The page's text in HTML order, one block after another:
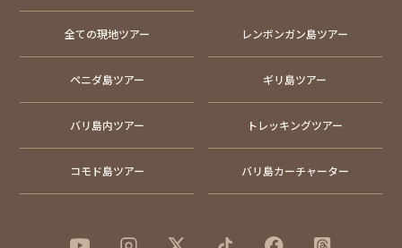
全ての現地ツアー レンボンガン島ツアー
ペニダ島ツアー ギリ島ツアー
バリ島内ツアー トレッキングツアー
コモド島ツアー バリ島カーチャーター